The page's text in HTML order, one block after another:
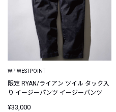
WP WESTPOINT
限定 RYAN/ライアン ツイル タック入
り イージーパンツ イージーパンツ
¥33,000